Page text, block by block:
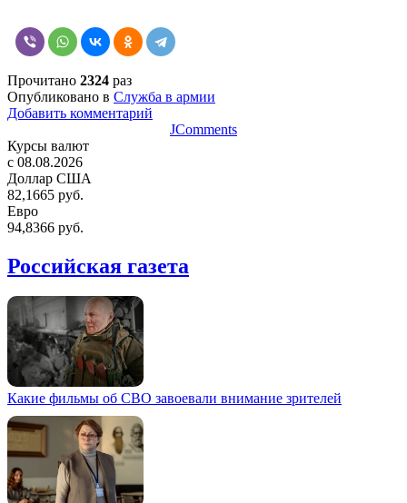
Прочитано 2324 раз
Опубликовано в Служба в армии
Добавить комментарий
JComments
Курсы валют
c 08.08.2026
Доллар США
82,1665 руб.
Евро
94,8366 руб.
Российская газета
Какие фильмы об СВО завоевали внимание зрителей